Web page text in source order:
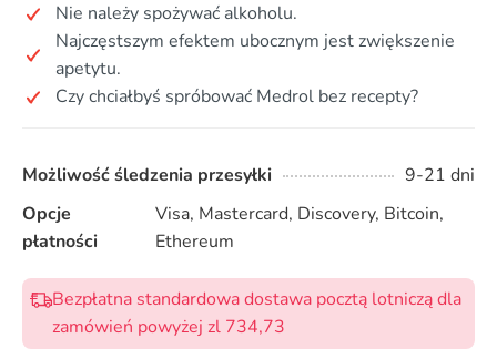
Nie należy spożywać alkoholu.
Najczęstszym efektem ubocznym jest zwiększenie
apetytu.
Czy chciałbyś spróbować Medrol bez recepty?
Możliwość śledzenia przesyłki
9-21 dni
Opcje
płatności
Visa, Mastercard, Discovery, Bitcoin,
Ethereum
Bezpłatna standardowa dostawa pocztą lotniczą dla
zamówień powyżej zl 734,73